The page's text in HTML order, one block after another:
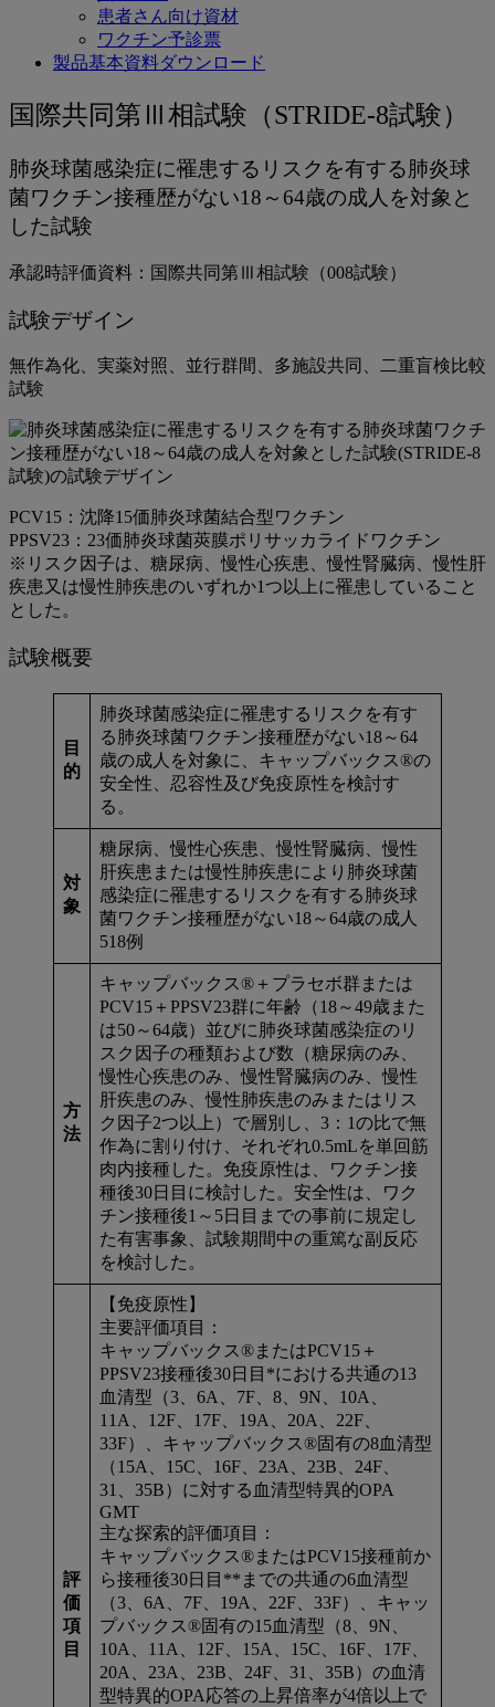
患者さん向け資材
ワクチン予診票
製品基本資料ダウンロード
国
共
同
相
試
験
（008
試
験）
国際共同第Ⅲ相試験（STRIDE-8試験）
肺炎球菌感染症に罹患するリスクを有する肺炎球
菌ワクチン接種歴がない18～64歳の成人を対象と
した試験
承認時評価資料：国際共同第Ⅲ相試験（008試験）
試験デザイン
無作為化、実薬対照、並行群間、多施設共同、二重盲検比較
試験
PCV15：沈降15価肺炎球菌結合型ワクチン
PPSV23：23価肺炎球菌莢膜ポリサッカライドワクチン
※リスク因子は、糖尿病、慢性心疾患、慢性腎臓病、慢性肝
疾患又は慢性肺疾患のいずれか1つ以上に罹患していること
とした。
試験概要
目
的
肺炎球菌感染症に罹患するリスクを有す
る肺炎球菌ワクチン接種歴がない18～64
歳の成人を対象に、キャップバックス®の
安全性、忍容性及び免疫原性を検討す
る。
対
象
糖尿病、慢性心疾患、慢性腎臓病、慢性
肝疾患または慢性肺疾患により肺炎球菌
感染症に罹患するリスクを有する肺炎球
菌ワクチン接種歴がない18～64歳の成人
518例
方
法
キャップバックス®＋プラセボ群または
PCV15＋PPSV23群に年齢（18～49歳また
は50～64歳）並びに肺炎球菌感染症のリ
スク因子の種類および数（糖尿病のみ、
慢性心疾患のみ、慢性腎臓病のみ、慢性
肝疾患のみ、慢性肺疾患のみまたはリス
ク因子2つ以上）で層別し、3：1の比で無
作為に割り付け、それぞれ0.5mLを単回筋
肉内接種した。免疫原性は、ワクチン接
種後30日目に検討した。安全性は、ワク
チン接種後1～5日目までの事前に規定し
た有害事象、試験期間中の重篤な副反応
を検討した。
評
価
項
目
【免疫原性】
主要評価項目：
キャップバックス®またはPCV15＋
PPSV23接種後30日目*における共通の13
血清型（3、6A、7F、8、9N、10A、
11A、12F、17F、19A、20A、22F、
33F）、キャップバックス®固有の8血清型
（15A、15C、16F、23A、23B、24F、
31、35B）に対する血清型特異的OPA
GMT
主な探索的評価項目：
キャップバックス®またはPCV15接種前か
ら接種後30日目**までの共通の6血清型
（3、6A、7F、19A、22F、33F）、キャッ
プバックス®固有の15血清型（8、9N、
10A、11A、12F、15A、15C、16F、17F、
20A、23A、23B、24F、31、35B）の血清
型特異的OPA応答の上昇倍率が4倍以上で